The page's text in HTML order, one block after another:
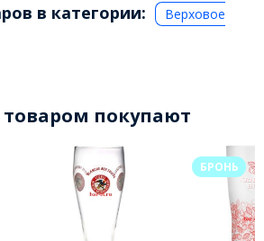
в категории:
Верховое
товаром покупают
БРОНЬ